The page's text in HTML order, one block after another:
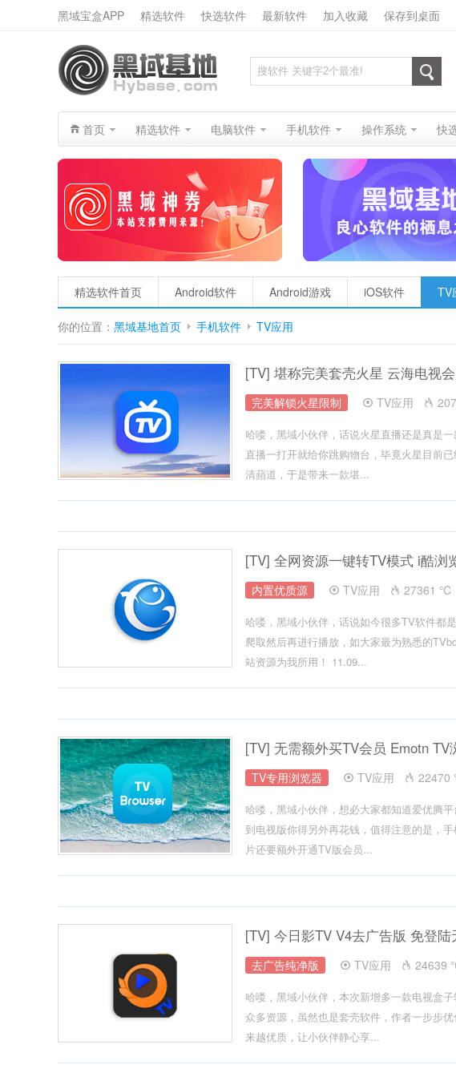
黑域宝盒APP 精选软件 快选软件 最新软件 加入收藏 保存到桌面
首页 精选软件 电脑软件 手机软件 操作系统 快
精选软件首页 Android软件 Android游戏 iOS软件 TV
你的位置： 黑域基地首页 手机软件 TV应用
[TV] 堪称完美套壳火星 云海电视
完美解锁火星限制 TV应用
哈喽，黑域小伙伴，话说火星直播还是真是
直播一打开就给你跳购物台，毕竟火星目前
清蘋道，于是带来一款堪...
[TV] 全网资源一键转TV模式 i酷浏
内置优质源 TV应用 27361 ℃
哈喽，黑域小伙伴，话说如今很多TV软件都
爬取然后再进行播放，如大家最为熟悉的
站资源为我所用！ 11.09...
[TV] 无需额外买TV会员 Emotn TV
TV专用浏览器 TV应用
哈喽，黑域小伙伴，想必大家都知道爱优腾
到电视版你得另外再花钱，值得注意的是，
片还要额外开通TV版会员...
[TV] 今日影TV V4去广告版 免登
去广告纯净版 TV应用
哈喽，黑域小伙伴，本次新增多一款电视盒
众多资源，虽然也是套壳软件，作者一步步
来越优质，让小伙伴静心享...